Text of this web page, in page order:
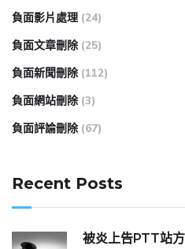
負面影片處理 (24)
負面文章刪除 (25)
負面新聞刪除 (112)
負面網站刪除 (3)
負面評論刪除 (67)
Recent Posts
被炎上告PTT站